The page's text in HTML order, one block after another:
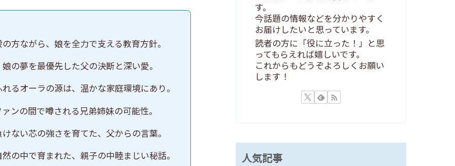
方ながら、娘を全力で支える教育方針。
の夢を最優先した父の決断と深い愛。
るオーラの源は、温かな家庭環境にあり。
ンの間で噂される兄弟姉妹の可能性。
ない芯の強さを育てた、父からの言葉。
の中で育まれた、親子の中睦まじい秘話。
す。
今話題の情報などを分かりやすく
お届けしたいと思っています。
読者の方に「役に立った！」と思
ってもらえれば嬉しいです。
これからもどうぞよろしくお願い
します！
人気記事